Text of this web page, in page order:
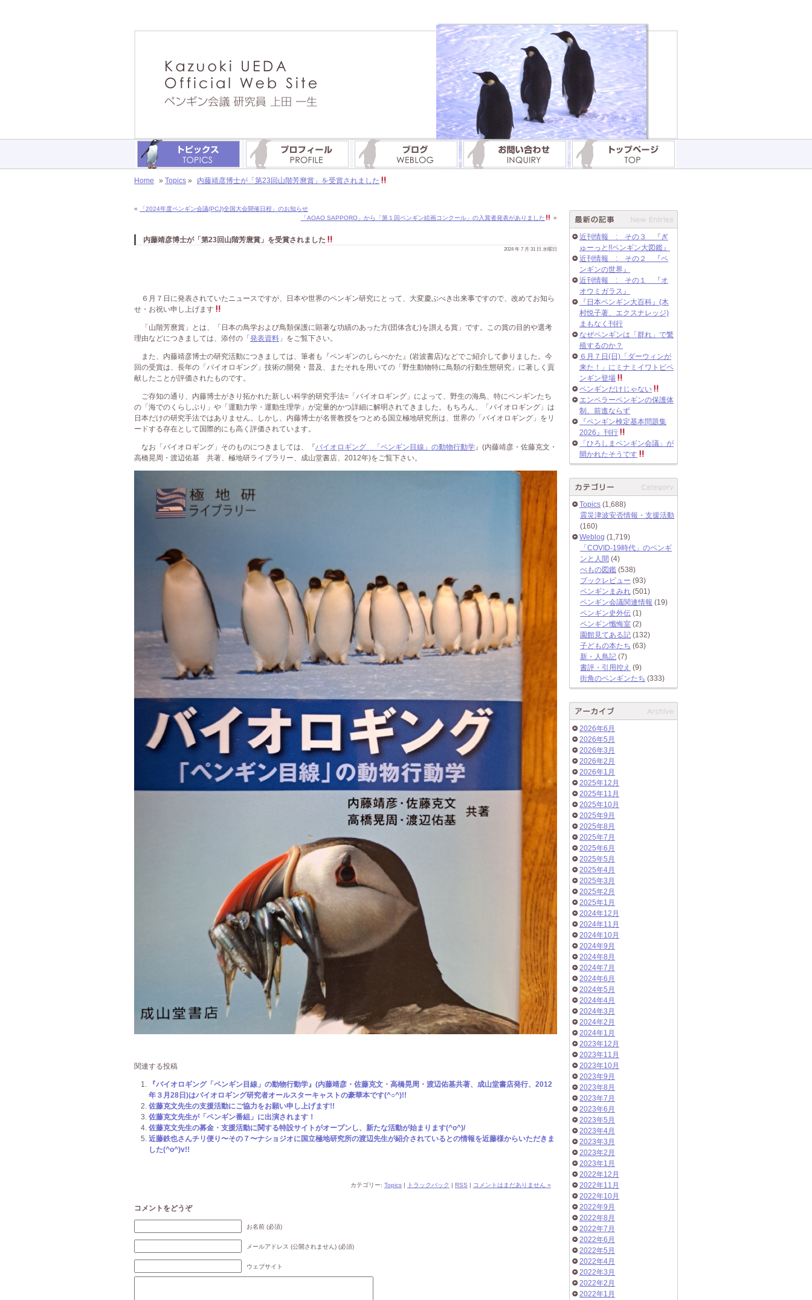
Home » Topics » 内藤靖彦博士が「第23回山階芳麿賞」を受賞されました
«
「2024年度ペンギン会議(PCJ)全国大会開催日程」のお知らせ
「AOAO SAPPORO」から「第１回ペンギン絵画コンクール」の入賞者発表がありました
»
内藤靖彦博士が「第23回山階芳麿賞」を受賞されました
2024 年 7 月 31 日 水曜日
６月７日に発表されていたニュースですが、日本や世界のペンギン研究にとって、大変慶ぶべき出来事ですので、改めてお知ら
せ・お祝い申し上げます
「山階芳麿賞」とは、「日本の鳥学および鳥類保護に顕著な功績のあった方(団体含む)を讃える賞」です。この賞の目的や選考
理由などにつきましては、添付の「 発表資料 」をご覧下さい。
また、内藤靖彦博士の研究活動につきましては、筆者も『ペンギンのしらべかた』(岩波書店)などでご紹介して参りました。今
回の受賞は、長年の「バイオロギング」技術の開発・普及、またそれを用いての「野生動物特に鳥類の行動生態研究」に著しく貢
献したことが評価されたものです。
ご存知の通り、内藤博士がきり拓かれた新しい科学的研究手法=「バイオロギング」によって、野生の海鳥、特にペンギンたち
の「海でのくらしぶり」や「運動力学・運動生理学」が定量的かつ詳細に解明されてきました。もちろん、「バイオロギング」は
日本だけの研究手法ではありません。しかし、内藤博士が名誉教授をつとめる国立極地研究所は、世界の「バイオロギング」をリ
ードする存在として国際的にも高く評価されています。
なお「バイオロギング」そのものにつきましては、『バイオロギング 「ペンギン目線」の動物行動学』(内藤靖彦・佐藤克文・
高橋晃周・渡辺佑基 共著、極地研ライブラリー、成山堂書店、2012年)をご覧下さい。
関連する投稿
『バイオロギング「ペンギン目線」の動物行動学』(内藤靖彦・佐藤克文・高橋晃周・渡辺佑基共著、成山堂書店発行、2012
年３月28日)はバイオロギング研究者オールスターキャストの豪華本です(^○^)!!
佐藤克文先生の支援活動にご協力をお願い申し上げます!!
佐藤克文先生が「ペンギン番組」に出演されます！
佐藤克文先生の募金・支援活動に関する特設サイトがオープンし、新たな活動が始まります(^o^)/
近藤鉄也さんチリ便り〜その７〜ナショジオに国立極地研究所の渡辺先生が紹介されているとの情報を近藤様からいただきま
した(^o^)v!!
カテゴリー: Topics | トラックバック | RSS | コメントはまだありません »
コメントをどうぞ
お名前 (必須)
メールアドレス (公開されません) (必須)
ウェブサイト
近刊情報 : その３ 『ぎ
ゅーっと!!ペンギン大図鑑』
近刊情報 : その２ 『ペ
ンギンの世界』
近刊情報 : その１ 『オ
オウミガラス』
『日本ペンギン大百科』(木
村悦子著、エクスナレッジ)
まもなく刊行
なぜペンギンは「群れ」で繁
殖するのか？
６月７日(日)「ダーウィンが
来た！」にミナミイワトビペ
ンギン登場
ペンギンだけじゃない
エンペラーペンギンの保護体
制、前進ならず
『ペンギン検定基本問題集
2026』刊行
「ひろしまペンギン会議」が
開かれたそうです
Topics (1,688)
震災津波安否情報・支援活動
(160)
Weblog (1,719)
「COVID-19時代」のペンギ
ンと人間 (4)
ぺもの図鑑 (538)
ブックレビュー (93)
ペンギンまみれ (501)
ペンギン会議関連情報 (19)
ペンギン史外伝 (1)
ペンギン懺悔室 (2)
園館見てある記 (132)
子どもの本たち (63)
新・人鳥記 (7)
書評・引用控え (9)
街角のペンギンたち (333)
2026年6月
2026年5月
2026年3月
2026年2月
2026年1月
2025年12月
2025年11月
2025年10月
2025年9月
2025年8月
2025年7月
2025年6月
2025年5月
2025年4月
2025年3月
2025年2月
2025年1月
2024年12月
2024年11月
2024年10月
2024年9月
2024年8月
2024年7月
2024年6月
2024年5月
2024年4月
2024年3月
2024年2月
2024年1月
2023年12月
2023年11月
2023年10月
2023年9月
2023年8月
2023年7月
2023年6月
2023年5月
2023年4月
2023年3月
2023年2月
2023年1月
2022年12月
2022年11月
2022年10月
2022年9月
2022年8月
2022年7月
2022年6月
2022年5月
2022年4月
2022年3月
2022年2月
2022年1月